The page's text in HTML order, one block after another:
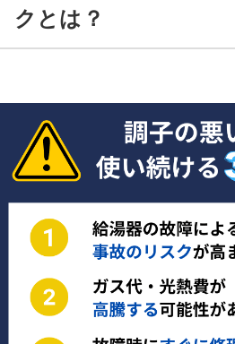
クとは？